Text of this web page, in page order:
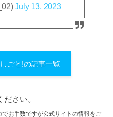
July 13, 2023
ごと!の記事一覧
さい。
お手数ですが公式サイトの情報をご